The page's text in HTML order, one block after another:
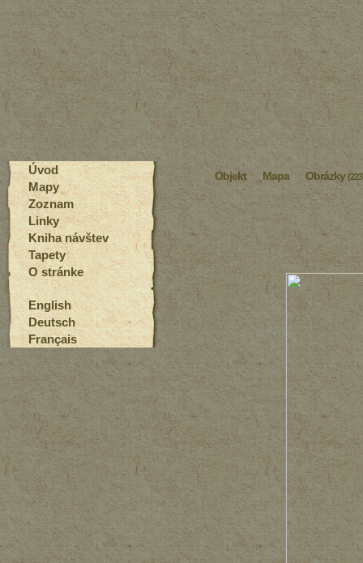
Objekt Mapa Obrázky
Úvod
Mapy
Zoznam
Linky
Kniha návštev
Tapety
O stránke
English
Deutsch
Français